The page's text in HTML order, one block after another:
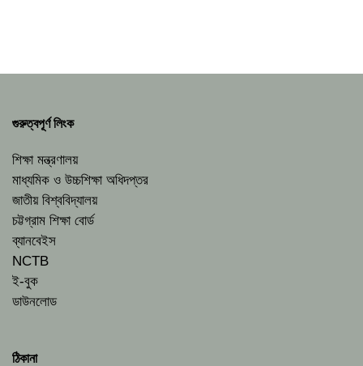
গুরুত্বপূর্ণ লিংক
শিক্ষা মন্ত্রণালয়
মাধ্যমিক ও উচ্চশিক্ষা অধিদপ্তর
জাতীয় বিশ্ববিদ্যালয়
চট্টগ্রাম শিক্ষা বোর্ড
ব্যানবেইস
NCTB
ই-বুক
ডাউনলোড
ঠিকানা